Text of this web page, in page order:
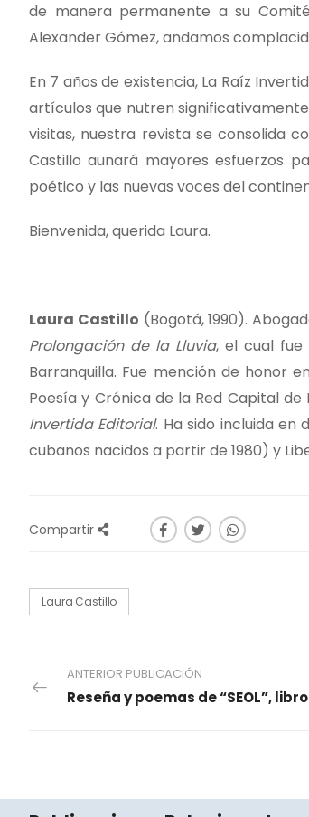
de manera permanente a su
Alexander Gómez, andamos
En 7 años de existencia, La Raíz
artículos que nutren
visitas, nuestra revista se consolida
Castillo aunará mayores esfuerzos
poético y las nuevas voces del
Bienvenida, querida Laura.
Laura Castillo (Bogotá, 1990).
Prolongación de la Lluvia, el cual fue
Barranquilla. Fue mención de honor
Poesía y Crónica de la Red Capital
Invertida Editorial. Ha sido incluida en
cubanos nacidos a partir de 1980) y
Compartir
Laura Castillo
ANTERIOR PUBLICACIÓN